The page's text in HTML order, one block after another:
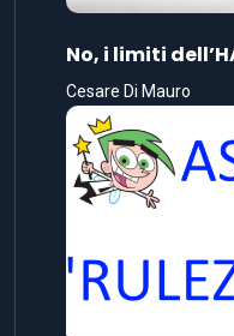
No, i limiti
Cesare Di Mauro